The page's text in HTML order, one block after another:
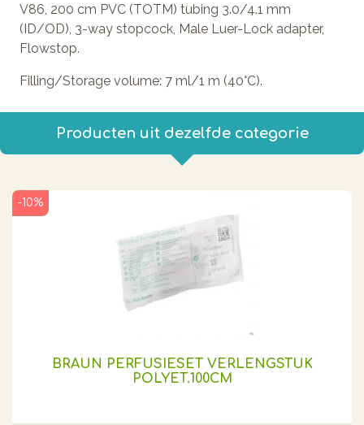
V86, 200 cm PVC (TOTM) tubing 3.0/4.1 mm
(ID/OD), 3-way stopcock, Male Luer-Lock adapter,
Flowstop.
Filling/Storage volume: 7 ml/1 m (40°C).
Producten uit dezelfde categorie
BRAUN PERFUSIESET VERLENGSTUK
POLYET.100CM
-10%